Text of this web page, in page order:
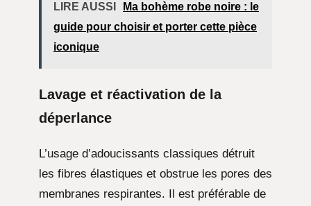
LIRE AUSSI
Ma bohème robe noire : le
guide pour choisir et porter cette pièce
iconique
Lavage et réactivation de la
déperlance
L’usage d’adoucissants classiques détruit
les fibres élastiques et obstrue les pores des
membranes respirantes. Il est préférable de